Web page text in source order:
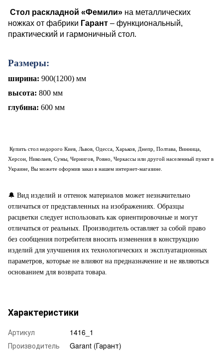
Стол раскладной «Фемили» на металлических
ножках от фабрики Гарант – функциональный,
практический и гармоничный стол.
Размеры:
ширина: 900(1200) мм
высота: 800 мм
глубина: 600 мм
Купить стол недорого Киев, Львов, Одесса, Харьков, Днепр, Полтава, Винница,
Херсон, Николаев, Сумы, Чернигов, Ровно, Черкассы или другой населенный пункт в
Украине, Вы можете оформив заказ в нашем интернет-магазине.
🔔 Вид изделий и оттенок материалов может незначительно
отличаться от представленных на изображениях. Образцы
расцветки следует использовать как ориентировочные и могут
отличаться от реальных. Производитель оставляет за собой право
без сообщения потребителя вносить изменения в конструкцию
изделий для улучшения их технологических и эксплуатационных
параметров, которые не влияют на предназначение и не являються
основанием для возврата товара.
Характеристики
Артикул
1416_1
Производитель
Garant (Гарант)